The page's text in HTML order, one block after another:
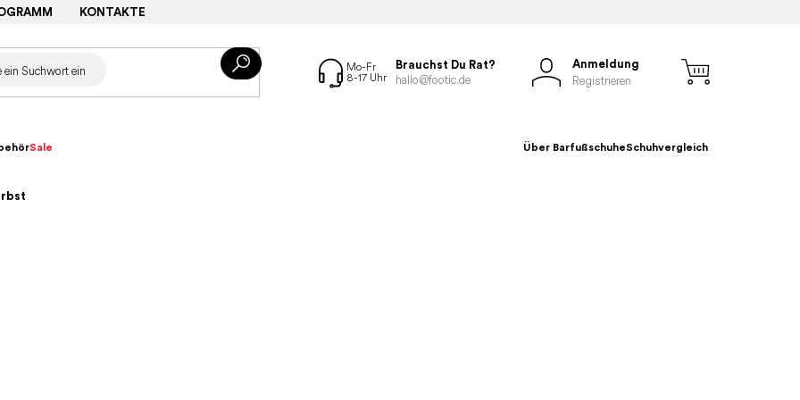
KONTAKTE
Brauchst Du Rat?
hallo@footic.de
Anmeldung
Registrieren
Sale Über BarfußschuheSchuhvergleich